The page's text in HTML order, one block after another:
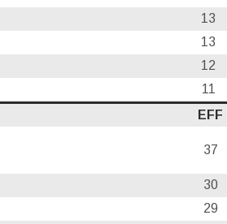
13
13
12
11
EFF
37
30
29